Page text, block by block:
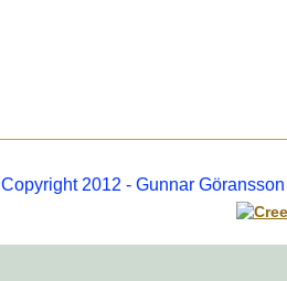
Copyright 2012 - Gunnar